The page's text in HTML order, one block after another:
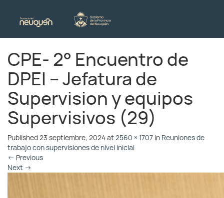
CPE- 2° Encuentro de
DPEI – Jefatura de
Supervision y equipos
Supervisivos (29)
Published23 septiembre, 2024at 2560 × 1707 in Reuniones de
trabajo con supervisiones de nivel inicial
← Previous
Next →